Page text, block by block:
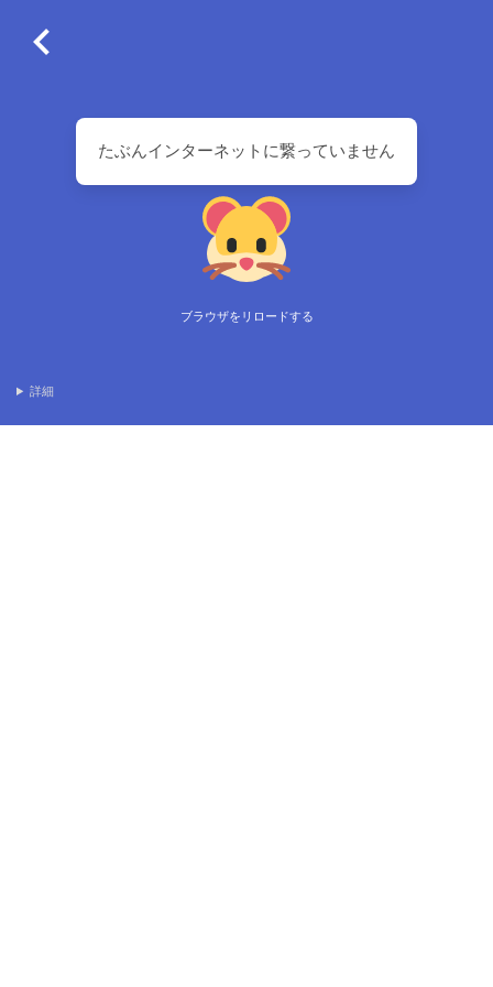
たぶんインターネットに繋っていません
ブラウザをリロードする
詳細